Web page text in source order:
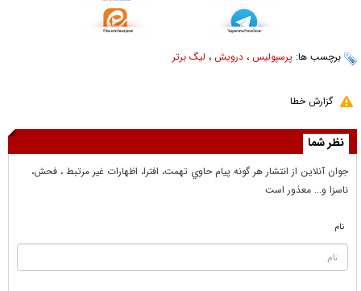
برچسب ها: پرسپولیس ، درویش ، لیگ برتر
گزارش خطا
نظر شما
جوان آنلاين از انتشار هر گونه پيام حاوي تهمت، افترا، اظهارات غير مرتبط ، فحش،
ناسزا و... معذور است
نام